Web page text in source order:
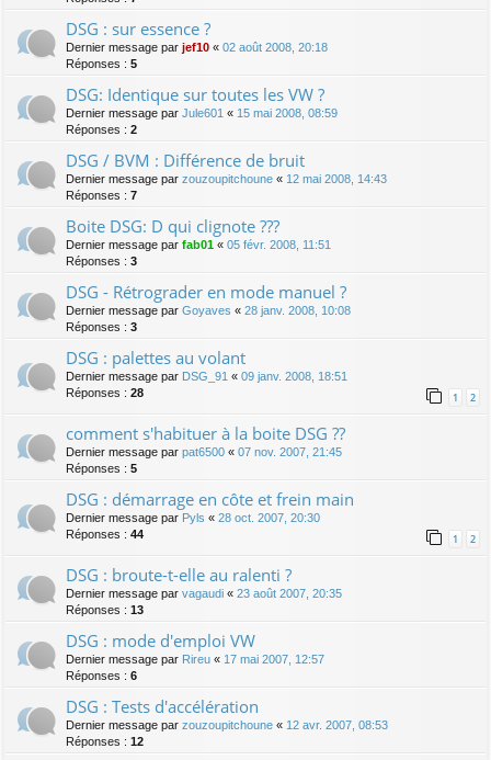
DSG : sur essence ?
Dernier message par jef10 « 02 août 2008, 20:18
Réponses : 5
DSG: Identique sur toutes les VW ?
Dernier message par Jule601 « 15 mai 2008, 08:59
Réponses : 2
DSG / BVM : Différence de bruit
Dernier message par zouzoupitchoune « 12 mai 2008, 14:43
Réponses : 7
Boite DSG: D qui clignote ???
Dernier message par fab01 « 05 févr. 2008, 11:51
Réponses : 3
DSG - Rétrograder en mode manuel ?
Dernier message par Goyaves « 28 janv. 2008, 10:08
Réponses : 3
DSG : palettes au volant
Dernier message par DSG_91 « 09 janv. 2008, 18:51
Réponses : 28 1 2
comment s'habituer à la boite DSG ??
Dernier message par pat6500 « 07 nov. 2007, 21:45
Réponses : 5
DSG : démarrage en côte et frein main
Dernier message par Pyls « 28 oct. 2007, 20:30
Réponses : 44 1 2
DSG : broute-t-elle au ralenti ?
Dernier message par vagaudi « 23 août 2007, 20:35
Réponses : 13
DSG : mode d'emploi VW
Dernier message par Rireu « 17 mai 2007, 12:57
Réponses : 6
DSG : Tests d'accélération
Dernier message par zouzoupitchoune « 12 avr. 2007, 08:53
Réponses : 12